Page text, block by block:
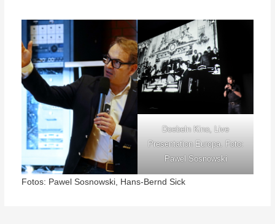
Doebeln Kino, Live
Presentation Europa. Foto:
Pawel Sosnowski
Fotos: Pawel Sosnowski, Hans-Bernd Sick